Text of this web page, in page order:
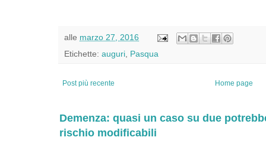
alle marzo 27, 2016
Etichette: auguri Pasqua
Post più recente Home page
Demenza: quasi un caso su due
rischio modificabili